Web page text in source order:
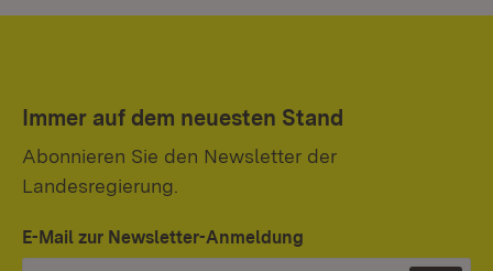
Immer auf dem neuesten Stand
Abonnieren Sie den Newsletter der
Landesregierung.
E-Mail zur Newsletter-Anmeldung